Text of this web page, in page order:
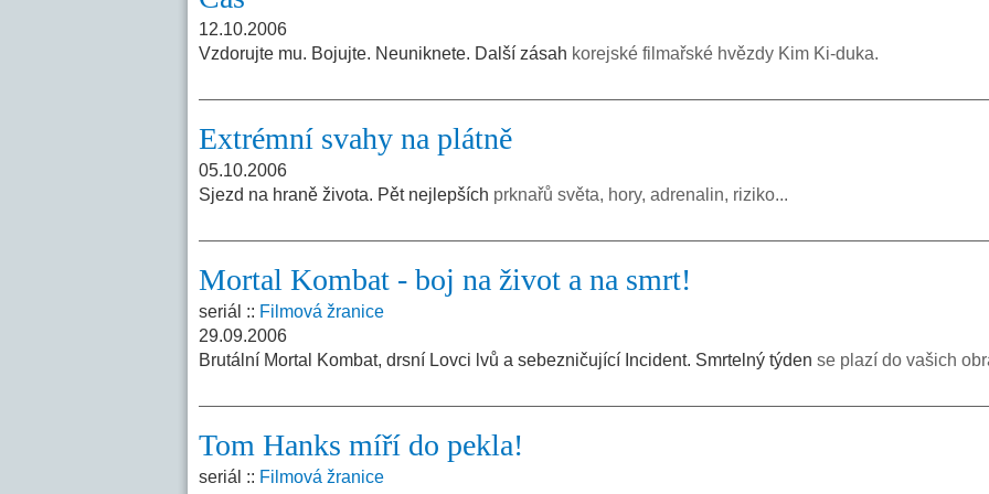
12.10.2006
Vzdorujte mu. Bojujte. Neuniknete. Další zásah korejské filmařské hvězdy Kim Ki-duka.
Extrémní svahy na plátně
05.10.2006
Sjezd na hraně života. Pět nejlepších prknařů světa, hory, adrenalin, riziko...
Mortal Kombat - boj na život a na smrt!
seriál :: Filmová žranice
29.09.2006
Brutální Mortal Kombat, drsní Lovci lvů a sebezničující Incident. Smrtelný týden se plazí do vašich
Tom Hanks míří do pekla!
seriál :: Filmová žranice